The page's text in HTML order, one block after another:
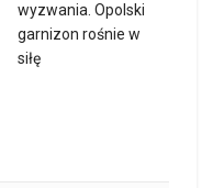
wyzwania. Opolski
garnizon rośnie w
siłę